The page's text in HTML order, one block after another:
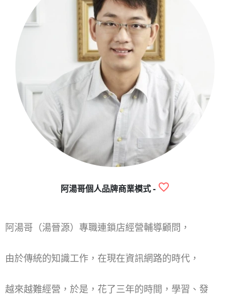
阿湯哥個人品牌商業模式 -
阿湯哥（湯晉源）專職連鎖店經營輔導顧問，
由於傳統的知識工作，在現在資訊網路的時代，
越來越難經營，於是，花了三年的時間，學習、發